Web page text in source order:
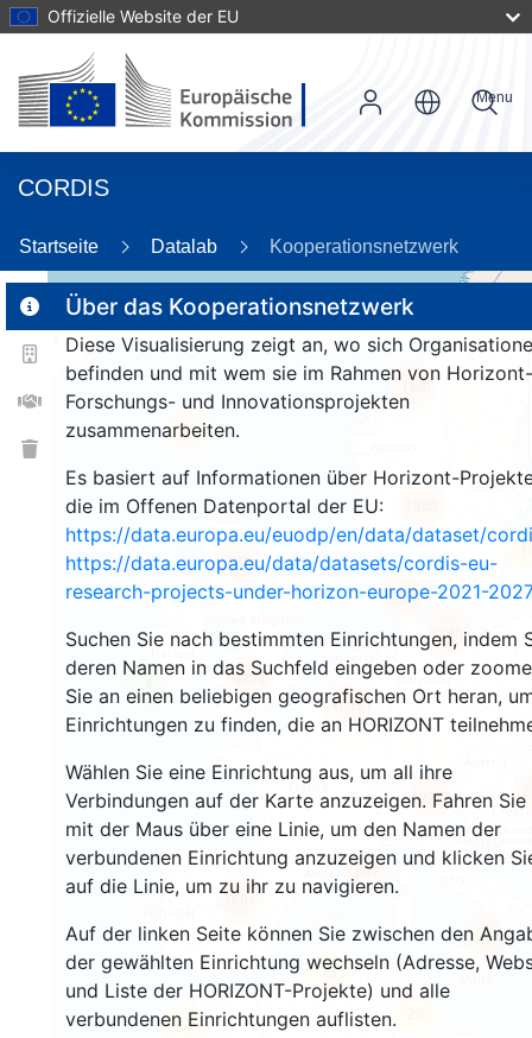
Offizielle Website der EU
CORDIS
Menu
Startseite Datalab Kooperationsnetzwerk
Über das Kooperationsnetzwerk
Diese Visualisierung zeigt an, wo sich
befinden und mit wem sie im Rahmen von Horizont-
Forschungs- und Innovationsprojekten
zusammenarbeiten.
Es basiert auf Informationen über Horizont-
die im Offenen Datenportal der EU:
https://data.europa.eu/euodp/en/data/dataset/
https://data.europa.eu/data/datasets/cordis-eu-
research-projects-under-horizon-europe-2021-2027
Suchen Sie nach bestimmten Einrichtungen, indem
deren Namen in das Suchfeld eingeben oder
Sie an einen beliebigen geografischen Ort heran,
Einrichtungen zu finden, die an HORIZONT
Wählen Sie eine Einrichtung aus, um all ihre
Verbindungen auf der Karte anzuzeigen. Fahren Sie
mit der Maus über eine Linie, um den Namen der
verbundenen Einrichtung anzuzeigen und klicken
auf die Linie, um zu ihr zu navigieren.
Auf der linken Seite können Sie zwischen den
der gewählten Einrichtung wechseln (Adresse,
und Liste der HORIZONT-Projekte) und alle
verbundenen Einrichtungen auflisten.
25
494
180
13
54
607
7601
126
121
3245
12273
5334
10591